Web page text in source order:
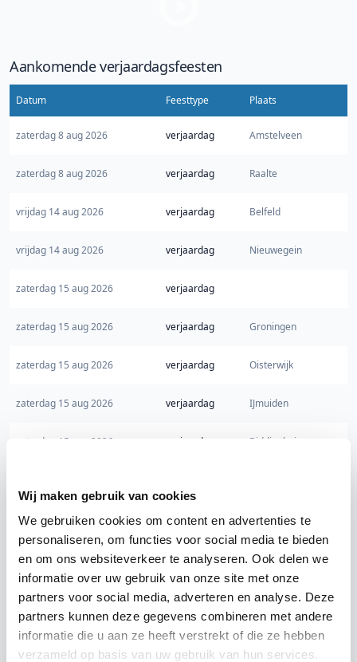
Wij maken gebruik van cookies
We gebruiken cookies om content en advertenties te
personaliseren, om functies voor social media te bieden
en om ons websiteverkeer te analyseren. Ook delen we
informatie over uw gebruik van onze site met onze
partners voor social media, adverteren en analyse. Deze
partners kunnen deze gegevens combineren met andere
informatie die u aan ze heeft verstrekt of die ze hebben
verzameld op basis van uw gebruik van hun services.
Aankomende verjaardagsfeesten
Datum Feesttype Plaats
zaterdag 8 aug 2026 verjaardag Amstelveen
zaterdag 8 aug 2026 verjaardag Raalte
vrijdag 14 aug 2026 verjaardag Belfeld
vrijdag 14 aug 2026 verjaardag Nieuwegein
zaterdag 15 aug 2026 verjaardag
zaterdag 15 aug 2026 verjaardag Groningen
zaterdag 15 aug 2026 verjaardag Oisterwijk
zaterdag 15 aug 2026 verjaardag IJmuiden
zaterdag 15 aug 2026 verjaardag Biddinghuizen
Wij zijn partner van 100-en feestlocaties
Lees reviews van onze DJ's op jouw locatie